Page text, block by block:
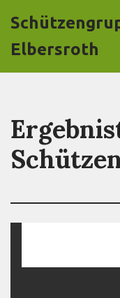
Inhalt
springen
Elbersroth